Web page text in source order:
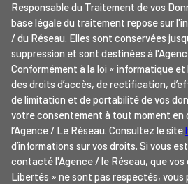
Responsable du Traitement de vos
base légale du traitement repose sur
/ du Réseau. Elles sont conservées
suppression et sont destinées à
Conformément à la loi « informatique
des droits d’accès, de rectification,
de limitation et de portabilité de vos
votre consentement à tout moment
l’Agence / Le Réseau. Consultez le site
d’informations sur vos droits. Si vous
contacté l'Agence / le Réseau, que
Libertés » ne sont pas respectés, vous